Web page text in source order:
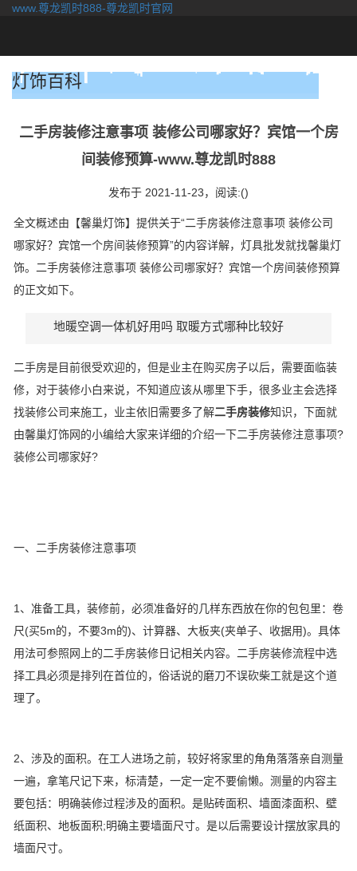
www.尊龙凯时888-尊龙凯时官网
灯饰百科
二手房装修注意事项 装修公司哪家好？宾馆一个房
间装修预算-www.尊龙凯时888
发布于 2021-11-23， 阅读:()
全文概述由【馨巢灯饰】提供关于“二手房装修注意事项 装修公司
哪家好？宾馆一个房间装修预算”的内容详解，灯具批发就找馨巢灯
饰。二手房装修注意事项 装修公司哪家好？宾馆一个房间装修预算
的正文如下。
地暖空调一体机好用吗 取暖方式哪种比较好
二手房是目前很受欢迎的，但是业主在购买房子以后，需要面临装
修，对于装修小白来说，不知道应该从哪里下手，很多业主会选择
找装修公司来施工，业主依旧需要多了解二手房装修知识，下面就
由馨巢灯饰网的小编给大家来详细的介绍一下二手房装修注意事项?
装修公司哪家好?
一、二手房装修注意事项
1、准备工具，装修前，必须准备好的几样东西放在你的包包里：卷
尺(买5m的，不要3m的)、计算器、大板夹(夹单子、收据用)。具体
用法可参照网上的二手房装修日记相关内容。二手房装修流程中选
择工具必须是排列在首位的，俗话说的磨刀不误砍柴工就是这个道
理了。
2、涉及的面积。在工人进场之前，较好将家里的角角落落亲自测量
一遍，拿笔尺记下来，标清楚，一定一定不要偷懒。测量的内容主
要包括：明确装修过程涉及的面积。是贴砖面积、墙面漆面积、壁
纸面积、地板面积;明确主要墙面尺寸。是以后需要设计摆放家具的
墙面尺寸。